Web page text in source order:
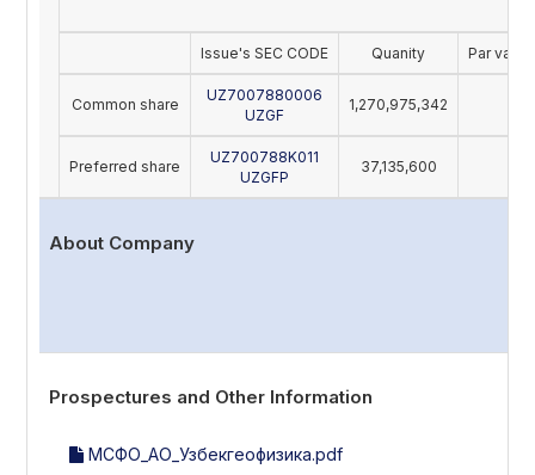
Issue's SEC CODE Quanity Par value
Common share
UZ7007880006
UZGF
1,270,975,342
Preferred share
UZ700788K011
UZGFP
37,135,600
About Company
Prospectures and Other Information
МСФО_АО_Узбекгеофизика.pdf